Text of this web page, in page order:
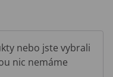
nebo jste vybrali
nic nemáme